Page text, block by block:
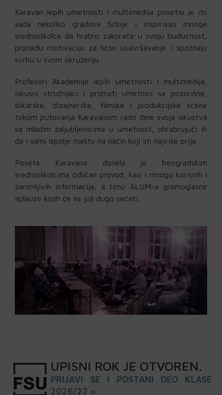
Karavan lepih umetnosti i multimedija posetio je do
sada nekoliko gradova Srbije i inspirisao mnoge
srednjoškolce da hrabro zakorače u svoju budućnost,
pronađu motivaciju za lično usavršavanje i spoznaju
svrhu u svom okruženju.
Profesori Akademije lepih umetnosti i multimedija,
iskusni stručnjaci i priznati umetnici sa pozorišne,
slikarske, dizajnerske, filmske i produkcijske scene
tokom putovanja Karavanom rado dele svoja iskustva
sa mladim zaljubljenicima u umetnost, ohrabrujući ih
da i sami ispolje maštu na način koji im najviše prija.
Poseta Karavana donela je beogradskim
srednjoškolcima odličan provod, kao i mnogo korisnih i
zanimljivih informacija, a timu ALUM-a gromoglasne
aplauze kojih će se još dugo sećati.
UPISNI ROK JE OTVOREN.
PRIJAVI SE I POSTANI DEO KLASE
2026/27 »